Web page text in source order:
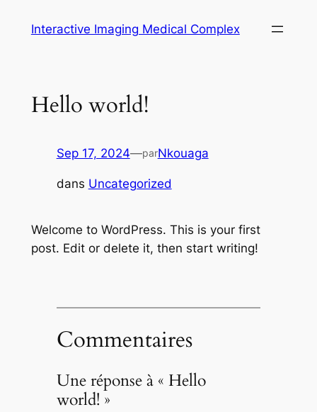
Interactive Imaging Medical Complex
Hello world!
Sep 17, 2024—parNkouaga
dans Uncategorized
Welcome to WordPress. This is your first
post. Edit or delete it, then start writing!
Commentaires
Une réponse à « Hello
world! »